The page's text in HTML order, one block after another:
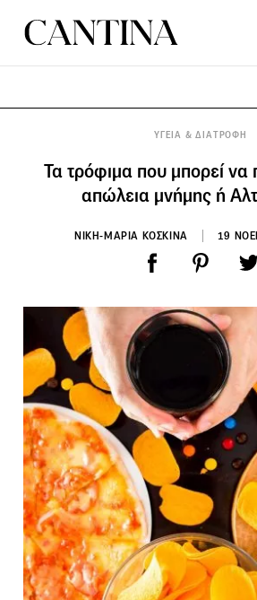
ΥΓΕΙΑ & ΔΙΑΤΡΟΦΗ
Τα τρόφιμα που μπορεί να
απώλεια μνήμης ή
ΝΙΚΗ-ΜΑΡΙΑ ΚΟΣΚΙΝΑ 19